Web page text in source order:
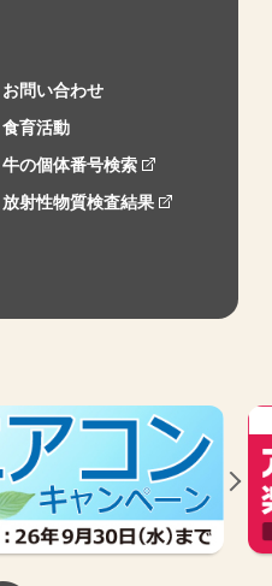
お問い合わせ
食育活動
牛の個体番号検索
放射性物質検査結果